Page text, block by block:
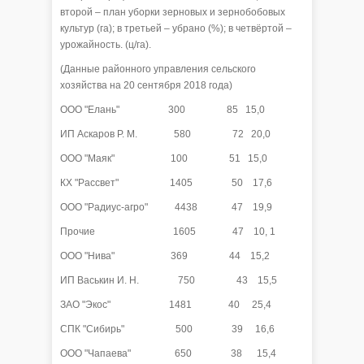
второй – план уборки зерновых и зернобобовых
культур (га); в третьей – убрано (%); в четвёртой –
урожайность. (ц/га).
(Данные районного управления сельского
хозяйства на 20 сентября 2018 года)
ООО "Елань" 300 85 15,0
ИП Аскаров Р. М. 580 72 20,0
ООО "Маяк" 100 51 15,0
КХ "Рассвет" 1405 50 17,6
ООО "Радиус-агро" 4438 47 19,9
Прочие 1605 47 10, 1
ООО "Нива" 369 44 15,2
ИП Васькин И. Н. 750 43 15,5
ЗАО "Экос" 1481 40 25,4
СПК "Сибирь" 500 39 16,6
ООО "Чапаева" 650 38 15,4